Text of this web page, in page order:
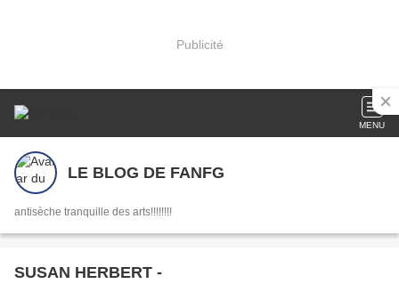
Publicité
MENU
LE BLOG DE FANFG
antisèche tranquille des arts!!!!!!!!
SUSAN HERBERT -